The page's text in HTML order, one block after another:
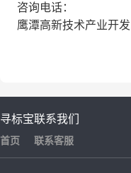
咨询电话：
鹰潭高新技术产业开
寻标宝
首页
联系我们
联系客服